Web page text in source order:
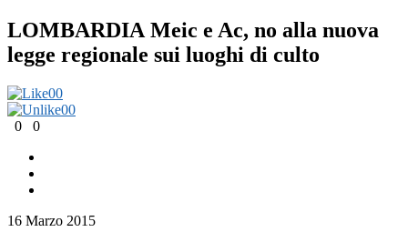
LOMBARDIA Meic e Ac, no alla nuova
legge regionale sui luoghi di culto
00
00
0
0
16 Marzo 2015